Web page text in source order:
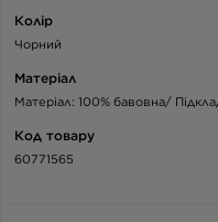
Колір
Чорний
Матеріал
Матеріал: 100% бавовна/
Код товару
60771565